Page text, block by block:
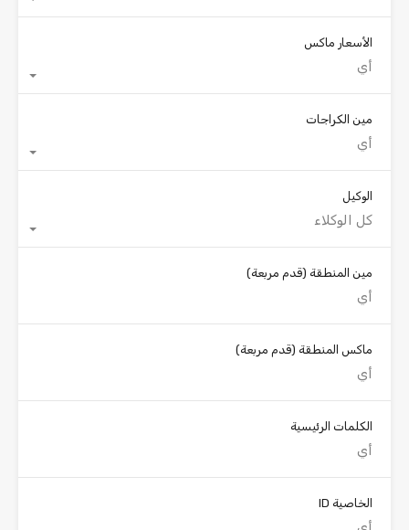
الأسعار ماكس
أي
مين الكراجات
أي
الوكيل
كل الوكلاء
مين المنطقة (قدم مربعة)
ماكس المنطقة (قدم مربعة)
الكلمات الرئيسية
الخاصية ID